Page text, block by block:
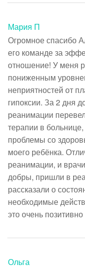
Мария П
Огромное спасибо
его команде за
отношение! У меня
пониженным
неприятностей от
гипоксии. За 2 дня
реанимации
терапии в
проблемы со
моего ребёнка.
реанимации, и
добры, пришли в
рассказали о
необходимые
это очень
Ольга